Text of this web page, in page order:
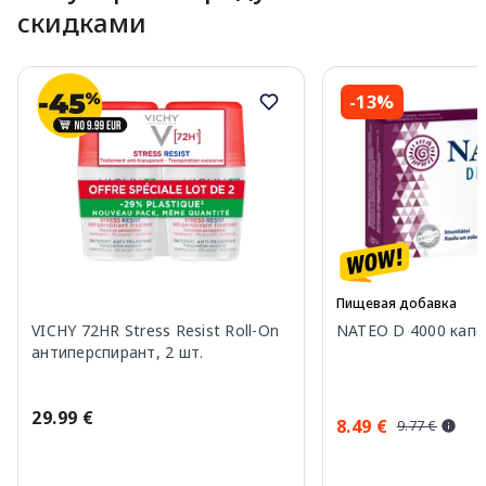
скидками
VICHY 72HR Stress Resist Roll-On
антиперспирант, 2 шт.
29.99 €
-13%
Пищевая добавка
NATEO D 4000
8.49 € 9.77 €